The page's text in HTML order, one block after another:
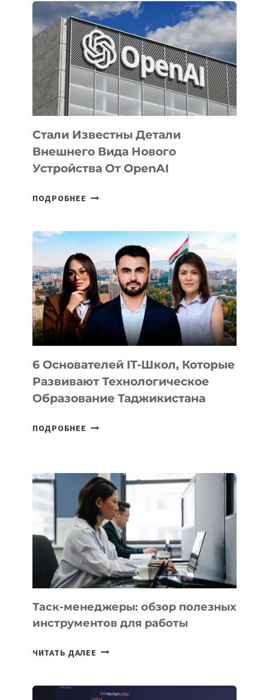
ПРИОРИТЕТНЫЕ
ЗАДАЧИ
ПО
РАЗВИТИЮ
ЭКОСИСТЕМЫ
ИСКУССТВЕННОГО
ИНТЕЛЛЕКТА
Стали Известны Детали
Внешнего Вида Нового
Устройства От OpenAI
ПОДРОБНЕЕ СТАЛИ
ВНЕШНЕГО
ВИДА
НОВОГО
УСТРОЙСТВА
ОТ
OPENAI
6 Основателей IT-Школ, Которые
Развивают Технологическое
Образование Таджикистана
ПОДРОБНЕЕ
КОТОРЫЕ
РАЗВИВАЮТ
ТЕХНОЛОГИЧЕСКОЕ
ОБРАЗОВАНИЕ
ТАДЖИКИСТАНА
Таск-менеджеры: обзор полезных
инструментов для работы
ЧИТАТЬ ДАЛЕЕ ТАСК-
ПОЛЕЗНЫХ